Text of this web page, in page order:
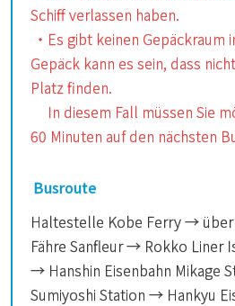
Schiff verlassen haben.
・Es gibt keinen Gepäckraum
Gepäck kann es sein, dass
Platz finden.
In diesem Fall müssen Sie
60 Minuten auf den nächsten
Busroute
Haltestelle Kobe Ferry →
Fähre Sanfleur → Rokko Liner
→ Hanshin Eisenbahn Mikage
Sumiyoshi Station → Hankyu